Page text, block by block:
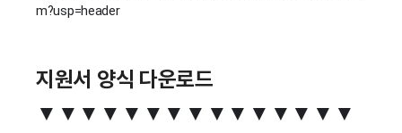
m?usp=header
지원서 양식 다운로드
▼ ▼ ▼ ▼ ▼ ▼ ▼ ▼ ▼ ▼ ▼ ▼ ▼ ▼ ▼